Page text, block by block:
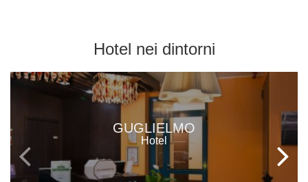
Hotel nei dintorni
GUGLIELMO
Hotel